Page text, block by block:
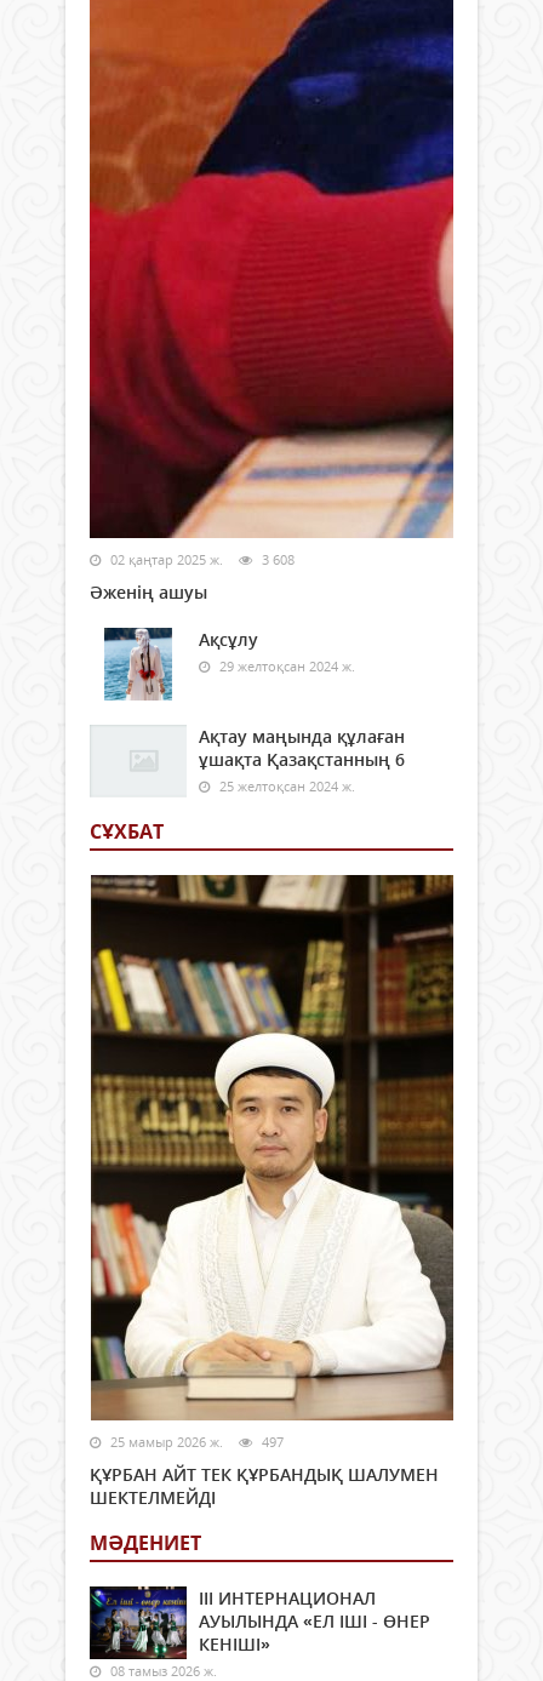
02 қаңтар 2025 ж. 3 608
Әженің ашуы
Ақсұлу
29 желтоқсан 2024 ж.
Ақтау маңында құлаған
ұшақта Қазақстанның 6
25 желтоқсан 2024 ж.
СҰХБАТ
25 мамыр 2026 ж. 497
ҚҰРБАН АЙТ ТЕК ҚҰРБАНДЫҚ ШАЛУМЕН
ШЕКТЕЛМЕЙДІ
МӘДЕНИЕТ
ІІІ ИНТЕРНАЦИОНАЛ
АУЫЛЫНДА «ЕЛ ІШІ - ӨНЕР
КЕНІШІ»
08 тамыз 2026 ж.